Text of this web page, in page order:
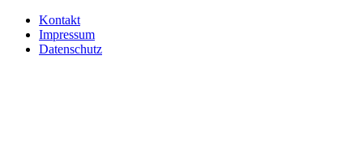
Kontakt
Impressum
Datenschutz